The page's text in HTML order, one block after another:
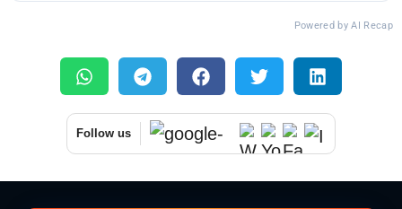
Powered by AI Recap
Follow us